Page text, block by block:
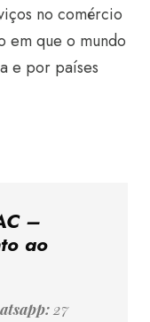
no comércio
em que o mundo
e por países
–
ao
27